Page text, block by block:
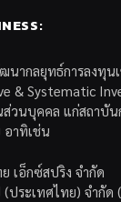
นากลยุทธ์การลงทุน
& Systematic
วนบุคคล แก่สถาบั
อาทิเช่น
เอ็กซ์สปริง จำกัด
ประเทศไทย) จำกัด